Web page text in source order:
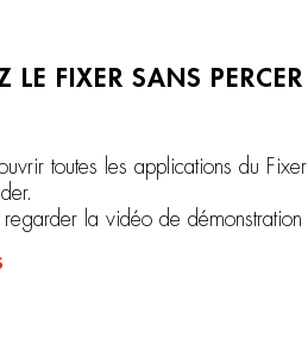
LE FIXER SANS
toutes les applications du
la vidéo de démonstration